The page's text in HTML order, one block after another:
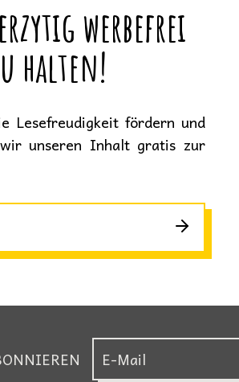
werbefrei
halten!
Lesefreudigkeit fördern und
unseren Inhalt gratis zur